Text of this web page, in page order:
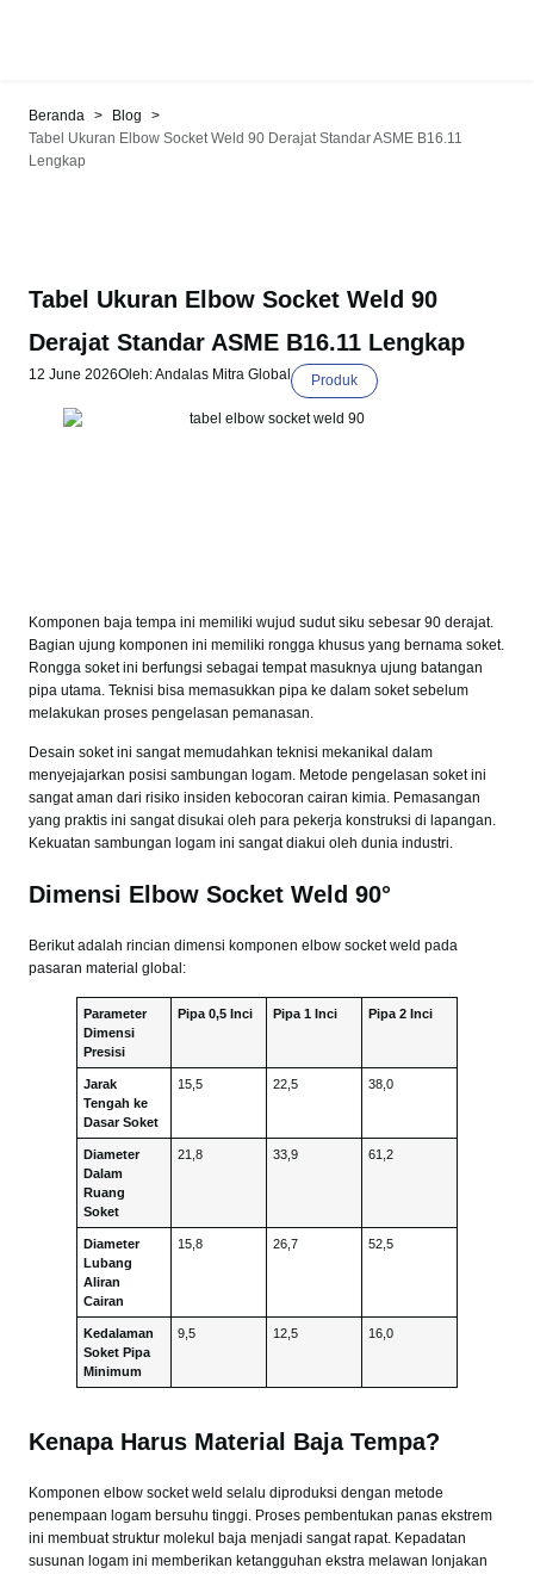
Beranda > Blog
>
Tabel Ukuran Elbow Socket Weld 90 Derajat Standar ASME B16.11
Lengkap
Tabel Ukuran Elbow Socket Weld 90
Derajat Standar ASME B16.11 Lengkap
12 June 2026Oleh: Andalas Mitra Global Produk
Komponen baja tempa ini memiliki wujud sudut siku sebesar 90 derajat.
Bagian ujung komponen ini memiliki rongga khusus yang bernama soket.
Rongga soket ini berfungsi sebagai tempat masuknya ujung batangan
pipa utama. Teknisi bisa memasukkan pipa ke dalam soket sebelum
melakukan proses pengelasan pemanasan.
Desain soket ini sangat memudahkan teknisi mekanikal dalam
menyejajarkan posisi sambungan logam. Metode pengelasan soket ini
sangat aman dari risiko insiden kebocoran cairan kimia. Pemasangan
yang praktis ini sangat disukai oleh para pekerja konstruksi di lapangan.
Kekuatan sambungan logam ini sangat diakui oleh dunia industri.
Dimensi Elbow Socket Weld 90°
Berikut adalah rincian dimensi komponen elbow socket weld pada
pasaran material global:
Parameter
Dimensi
Presisi
Pipa 0,5 Inci Pipa 1 Inci Pipa 2 Inci
Jarak
Tengah ke
Dasar Soket
15,5 22,5 38,0
Diameter
Dalam
Ruang
Soket
21,8 33,9 61,2
Diameter
Lubang
Aliran
Cairan
15,8 26,7 52,5
Kedalaman
Soket Pipa
Minimum
9,5 12,5 16,0
Kenapa Harus Material Baja Tempa?
Komponen elbow socket weld selalu diproduksi dengan metode
penempaan logam bersuhu tinggi. Proses pembentukan panas ekstrem
ini membuat struktur molekul baja menjadi sangat rapat. Kepadatan
susunan logam ini memberikan ketangguhan ekstra melawan lonjakan